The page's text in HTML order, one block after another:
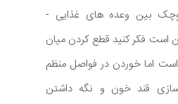
بین وعده های غذایی -
فکر کنید قطع کردن میان
اما خوردن در فواصل منظم
قند خون و نگه داشتن